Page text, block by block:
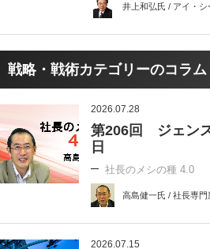
井上和弘氏 / アイ・
戦略・戦術カテゴリーのコラム
2026.07.28
第206回 ジェン
日
社長のメシの種 4.0
高島健一氏 / 社長専
2026.07.15